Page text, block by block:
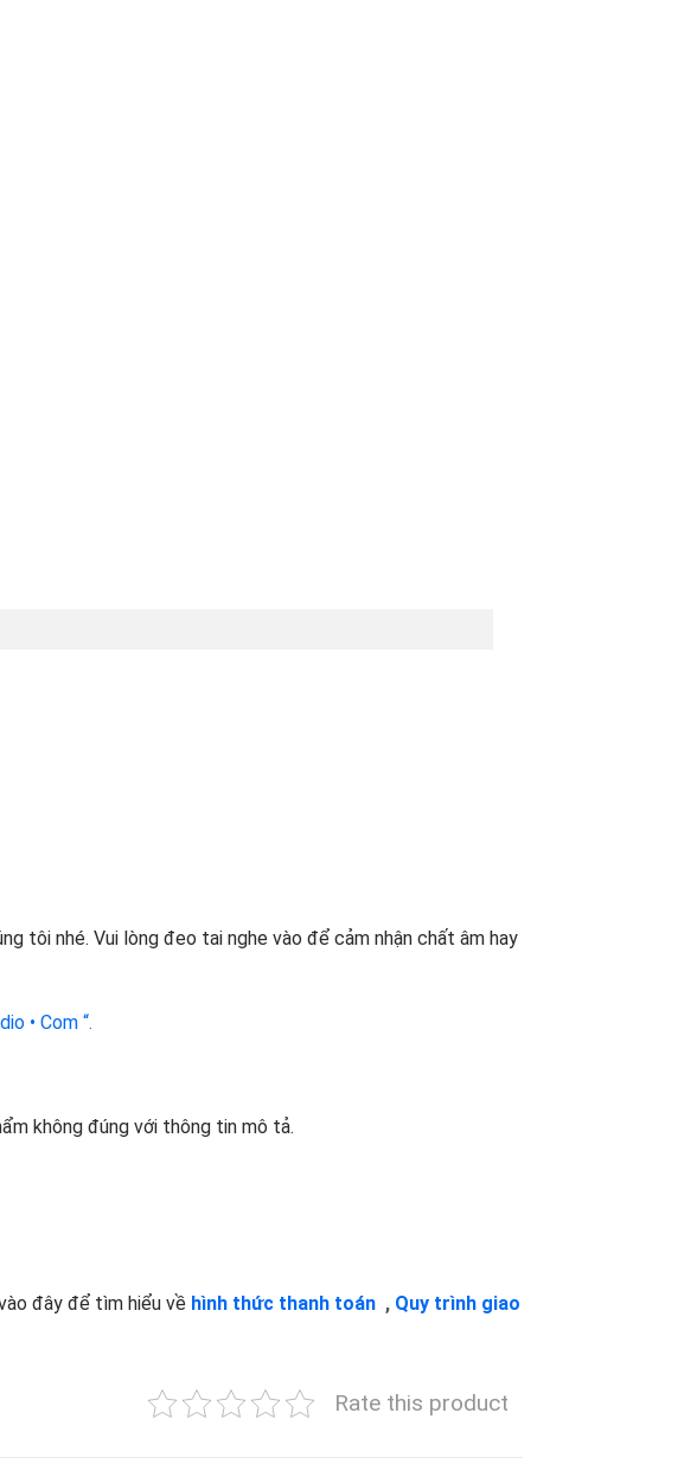
tôi nhé. Vui lòng đeo tai nghe vào để cảm nhận chất âm hay
• Com “.
không đúng với thông tin mô tả.
đây để tìm hiểu về hình thức thanh toán , Quy trình giao
Rate this product